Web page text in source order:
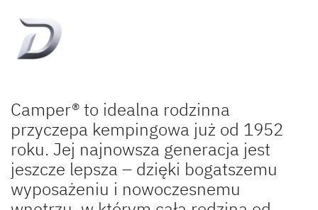
Camper® to idealna rodzinna
przyczepa kempingowa już od 1952
roku. Jej najnowsza generacja jest
jeszcze lepsza – dzięki bogatszemu
wyposażeniu i nowoczesnemu